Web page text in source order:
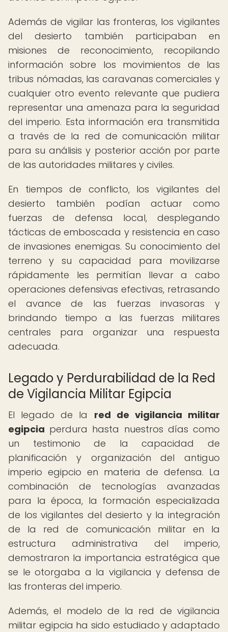
Además de vigilar las fronteras, los vigilantes
del desierto también participaban en
misiones de reconocimiento, recopilando
información sobre los movimientos de las
tribus nómadas, las caravanas comerciales y
cualquier otro evento relevante que pudiera
representar una amenaza para la seguridad
del imperio. Esta información era transmitida
a través de la red de comunicación militar
para su análisis y posterior acción por parte
de las autoridades militares y civiles.
En tiempos de conflicto, los vigilantes del
desierto también podían actuar como
fuerzas de defensa local, desplegando
tácticas de emboscada y resistencia en caso
de invasiones enemigas. Su conocimiento del
terreno y su capacidad para movilizarse
rápidamente les permitían llevar a cabo
operaciones defensivas efectivas, retrasando
el avance de las fuerzas invasoras y
brindando tiempo a las fuerzas militares
centrales para organizar una respuesta
adecuada.
Legado y Perdurabilidad de la Red
de Vigilancia Militar Egipcia
El legado de la red de vigilancia militar
egipcia perdura hasta nuestros días como
un testimonio de la capacidad de
planificación y organización del antiguo
imperio egipcio en materia de defensa. La
combinación de tecnologías avanzadas
para la época, la formación especializada
de los vigilantes del desierto y la integración
de la red de comunicación militar en la
estructura administrativa del imperio,
demostraron la importancia estratégica que
se le otorgaba a la vigilancia y defensa de
las fronteras del imperio.
Además, el modelo de la red de vigilancia
militar egipcia ha sido estudiado y adaptado